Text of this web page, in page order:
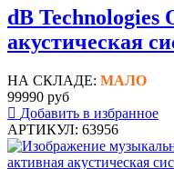
dB Technologies
акустическая
НА СКЛАДЕ: МАЛО
99990 руб
Добавить в избранное
АРТИКУЛ: 63956